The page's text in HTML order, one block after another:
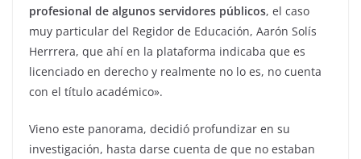
profesional de algunos servidores públicos, el caso
muy particular del Regidor de Educación, Aarón Solís
Herrrera, que ahí en la plataforma indicaba que es
licenciado en derecho y realmente no lo es, no cuenta
con el título académico».
Vieno este panorama, decidió profundizar en su
investigación, hasta darse cuenta de que no estaban